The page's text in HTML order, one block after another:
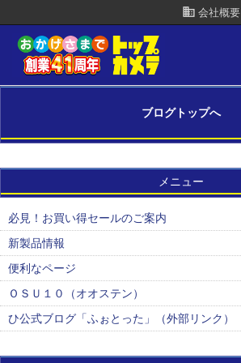
business 会社概要
ブログトップへ
メニュー
必見！お買い得セールのご案内
新製品情報
便利なページ
ＯＳＵ１０（オオステン）
ひ公式ブログ「ふぉとった」（外部リンク）